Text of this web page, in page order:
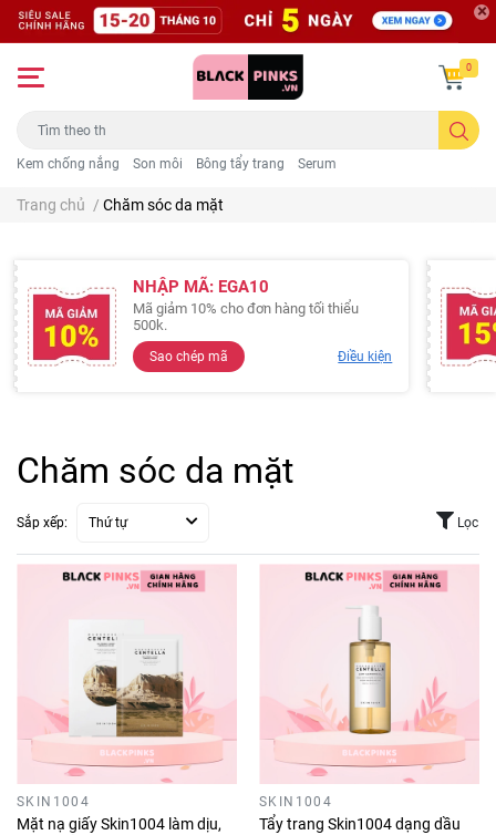
Kem chống nắng Son môi Bông tẩy trang Serum
0
Trang chủ / Chăm sóc da mặt
NHẬP MÃ: EGA10
Mã giảm 10% cho đơn hàng tối thiểu
500k.
Sao chép mã Điều kiện
Chăm sóc da mặt
Sắp xếp: Thứ tự Lọc
SKIN1004
Mặt nạ giấy Skin1004 làm dịu,
SKIN1004
Tẩy trang Skin1004 dạng dầu